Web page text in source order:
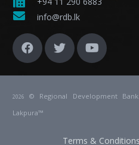
info@rdb.lk
2026 © Regional Development
Lakpura™
Terms & Conditions